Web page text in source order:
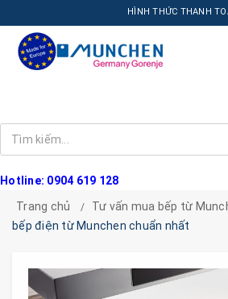
HÌNH THỨC THANH
Hotline: 0904 619 128
Trang chủ
Tư vấn mua bếp từ
bếp điện từ Munchen chuẩn nhất